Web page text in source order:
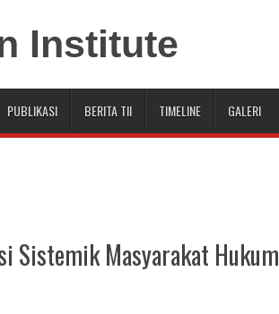
PUBLIKASI BERITA TII TIMELINE GALERI
Sistemik Masyarakat Hukum